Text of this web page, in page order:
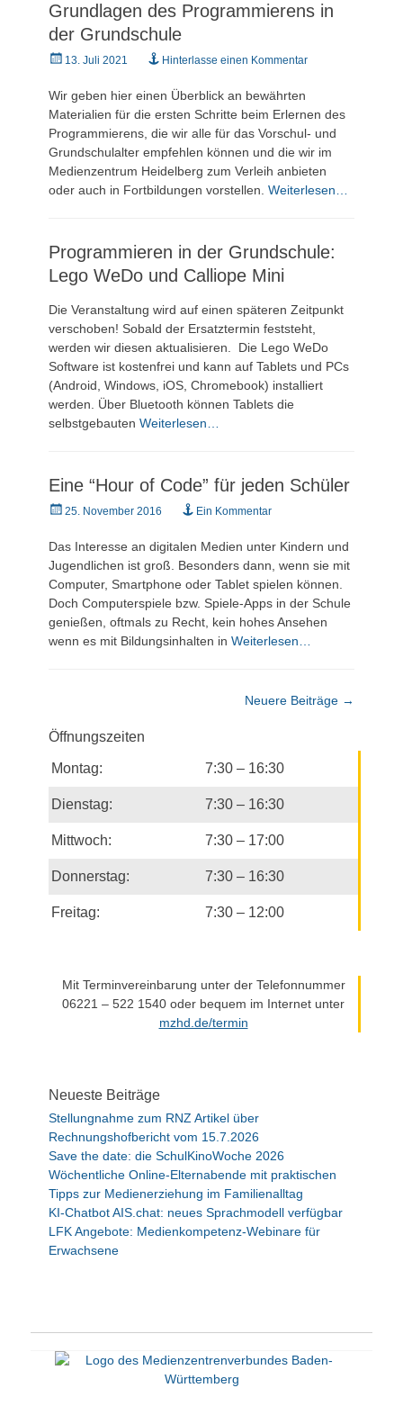
Grundlagen des Programmierens in
der Grundschule
Veröffentlicht
13. Juli 2021 Hinterlasse einen Kommentar
Wir geben hier einen Überblick an bewährten
Materialien für die ersten Schritte beim Erlernen des
Programmierens, die wir alle für das Vorschul- und
Grundschulalter empfehlen können und die wir im
Medienzentrum Heidelberg zum Verleih anbieten
oder auch in Fortbildungen vorstellen. Weiterlesen…
Programmieren in der Grundschule:
Lego WeDo und Calliope Mini
Die Veranstaltung wird auf einen späteren Zeitpunkt
verschoben! Sobald der Ersatztermin feststeht,
werden wir diesen aktualisieren. Die Lego WeDo
Software ist kostenfrei und kann auf Tablets und PCs
(Android, Windows, iOS, Chromebook) installiert
werden. Über Bluetooth können Tablets die
selbstgebauten Weiterlesen…
Eine “Hour of Code” für jeden Schüler
Veröffentlicht
25. November 2016 Ein Kommentar
Das Interesse an digitalen Medien unter Kindern und
Jugendlichen ist groß. Besonders dann, wenn sie mit
Computer, Smartphone oder Tablet spielen können.
Doch Computerspiele bzw. Spiele-Apps in der Schule
genießen, oftmals zu Recht, kein hohes Ansehen
wenn es mit Bildungsinhalten in Weiterlesen…
Neuere Beiträge →
Öffnungszeiten
Montag: 7:30 – 16:30
Dienstag: 7:30 – 16:30
Mittwoch: 7:30 – 17:00
Donnerstag: 7:30 – 16:30
Freitag: 7:30 – 12:00
Mit Terminvereinbarung unter der Telefonnummer
06221 – 522 1540 oder bequem im Internet unter
mzhd.de/termin
Neueste Beiträge
Stellungnahme zum RNZ Artikel über
Rechnungshofbericht vom 15.7.2026
Save the date: die SchulKinoWoche 2026
Wöchentliche Online-Elternabende mit praktischen
Tipps zur Medienerziehung im Familienalltag
KI-Chatbot AIS.chat: neues Sprachmodell verfügbar
LFK Angebote: Medienkompetenz-Webinare für
Erwachsene